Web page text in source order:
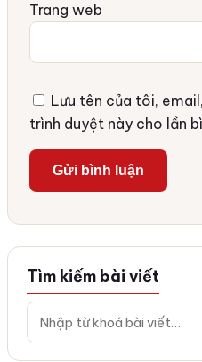
Trang web
Lưu tên của tôi,
trình duyệt này cho lần
Tìm kiếm bài viết